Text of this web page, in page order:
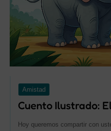
Amistad
Cuento Ilustrado:
Hoy queremos compartir con